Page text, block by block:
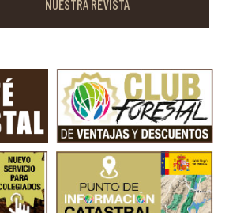
NUESTRA REVISTA